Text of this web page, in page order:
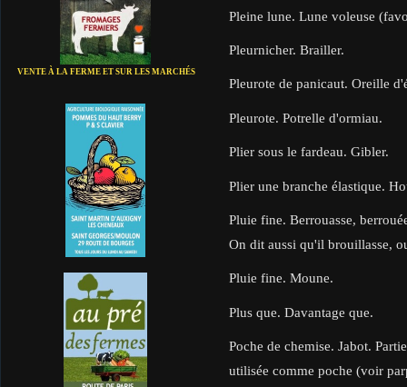
VENTE À LA FERME ET SUR LES MARCHÉS
Pleine lune. Lune voleuse
Pleurnicher. Brailler.
Pleurote de panicaut. Oreille
Pleurote. Potrelle d'ormiau.
Plier sous le fardeau. Gibler.
Plier une branche élastique.
Pluie fine. Berrouasse,
On dit aussi qu'il brouillasse,
Pluie fine. Moune.
Plus que. Davantage que.
Poche de chemise. Jabot.
utilisée comme poche (voir